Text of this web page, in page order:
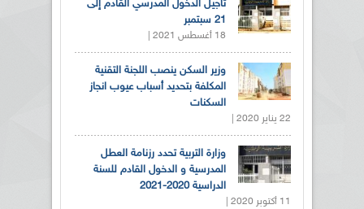
تأجيل الدخول المدرسي القادم إلى
21 سبتمبر
18 أغسطس 2021 |
وزير السكن ينصب اللجنة التقنية
المكلفة بتحديد أسباب عيوب انجاز
السكنات
22 يناير 2020 |
وزارة التربية تحدد رزنامة العطل
المدرسية و الدخول القادم للسنة
الدراسية 2020-2021
11 أكتوبر 2020 |